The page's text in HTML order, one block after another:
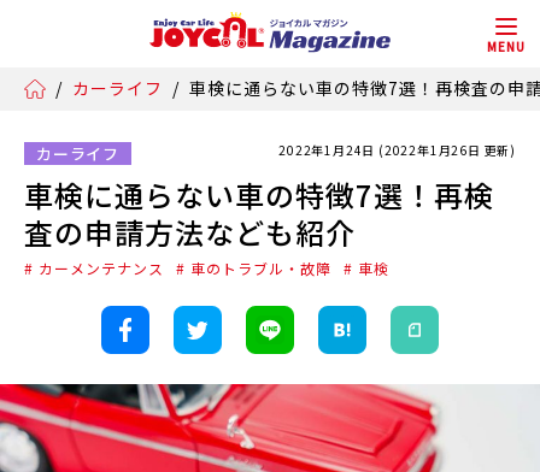
MENU
/ カーライフ / 車検に通らない車の特徴7選！再検査の申
カーライフ 2022年1月24日 (2022年1月26日 更新)
車検に通らない車の特徴7選！再検
査の申請方法なども紹介
# カーメンテナンス # 車のトラブル・故障 # 車検